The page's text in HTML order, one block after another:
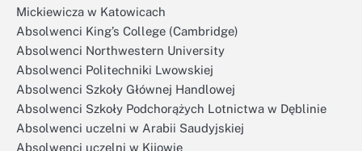
Mickiewicza w Katowicach
Absolwenci King’s College (Cambridge)
Absolwenci Northwestern University
Absolwenci Politechniki Lwowskiej
Absolwenci Szkoły Głównej Handlowej
Absolwenci Szkoły Podchorążych Lotnictwa w Dęblinie
Absolwenci uczelni w Arabii Saudyjskiej
Absolwenci uczelni w Kijowie